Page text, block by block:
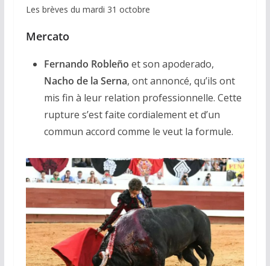
Les brèves du mardi 31 octobre
Mercato
Fernando Robleño et son apoderado,
Nacho de la Serna, ont annoncé, qu’ils ont
mis fin à leur relation professionnelle. Cette
rupture s’est faite cordialement et d’un
commun accord comme le veut la formule.